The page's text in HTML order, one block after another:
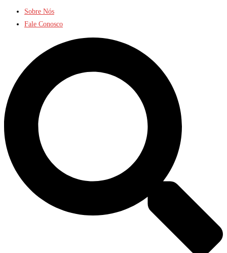
Sobre Nós
Fale Conosco